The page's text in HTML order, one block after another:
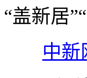
“盖新居
中新